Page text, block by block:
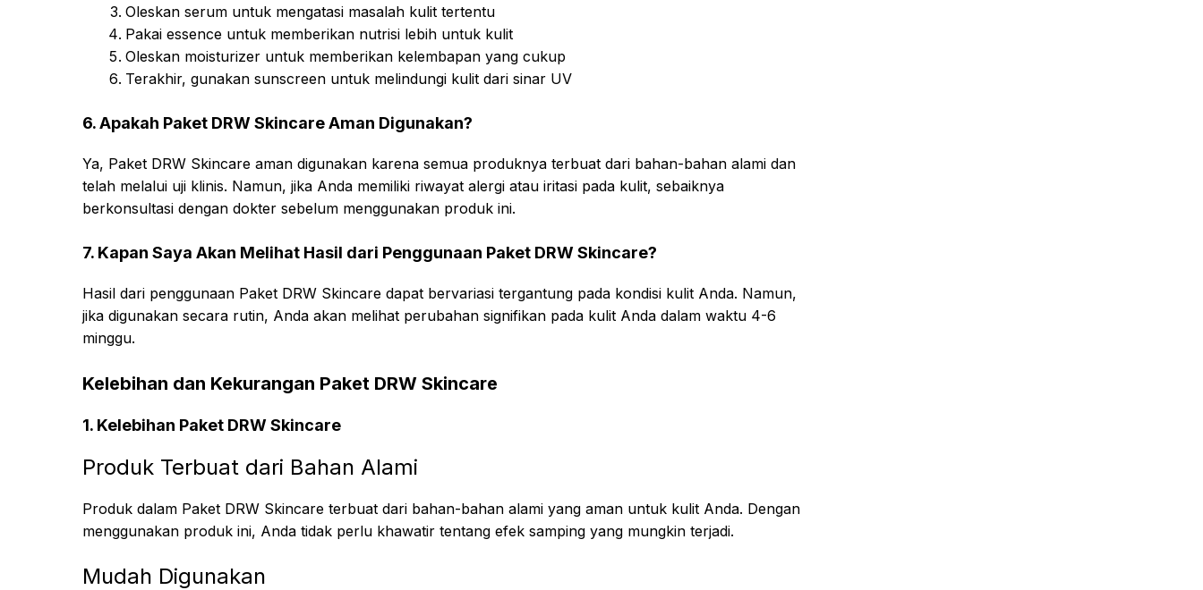
Oleskan serum untuk mengatasi masalah kulit tertentu
Pakai essence untuk memberikan nutrisi lebih untuk kulit
Oleskan moisturizer untuk memberikan kelembapan yang cukup
Terakhir, gunakan sunscreen untuk melindungi kulit dari sinar UV
6. Apakah Paket DRW Skincare Aman Digunakan?
Ya, Paket DRW Skincare aman digunakan karena semua produknya terbuat dari bahan-bahan alami dan
telah melalui uji klinis. Namun, jika Anda memiliki riwayat alergi atau iritasi pada kulit, sebaiknya
berkonsultasi dengan dokter sebelum menggunakan produk ini.
7. Kapan Saya Akan Melihat Hasil dari Penggunaan Paket DRW Skincare?
Hasil dari penggunaan Paket DRW Skincare dapat bervariasi tergantung pada kondisi kulit Anda. Namun,
jika digunakan secara rutin, Anda akan melihat perubahan signifikan pada kulit Anda dalam waktu 4-6
minggu.
Kelebihan dan Kekurangan Paket DRW Skincare
1. Kelebihan Paket DRW Skincare
Produk Terbuat dari Bahan Alami
Produk dalam Paket DRW Skincare terbuat dari bahan-bahan alami yang aman untuk kulit Anda. Dengan
menggunakan produk ini, Anda tidak perlu khawatir tentang efek samping yang mungkin terjadi.
Mudah Digunakan